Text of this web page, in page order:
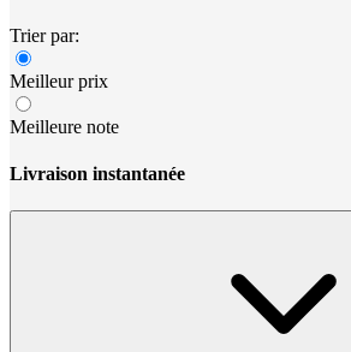
Trier par:
Meilleur prix
Meilleure note
Livraison instantanée